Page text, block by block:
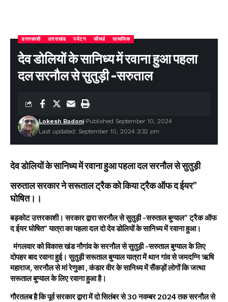
उत्तरकाशी उत्तराखंड पर्यटन फीचर्ड सामाजिक
देव डोलियों के सानिध्य में रवाना हुआ पहला
दल सरनौल से सुतुड़ी -सरुताल
Last updated: September 10, 2024 3:32 pm
Lokesh Badoni Published September 10, 2024
देव डोलियों के सानिध्य में रवाना हुआ पहला दल सरनौल से सुतुड़ी
सरुताल सरकार ने सरूताल ट्रैक को किया ट्रैक ऑफ द ईयर”
घोषित।।
बड़कोट उत्तरकाशी। सरकार द्वारा सरनौल से सुतुड़ी -सरुताल बुग्याल” ट्रैक ऑफ
द ईयर घोषित” यात्रा का पहला दल दो देव डोलियों के सानिध्य में रवाना हुआ।
मंगलवार को विकास खंड नौगांव के सरनौल से सुतुड़ी -सरुताल बुग्याल के लिए
दोपहर बाद रवाना हुई। सुतुड़ी सरूताल बुग्याल यात्रा में थान गांव से जमदग्नि ऋषि
महाराज, सरनौल से मां रेणुका , कंडार वीर के सानिध्य में सैंकड़ों लोगों कि जत्था
सरूताल बुग्याल के लिए रवाना हुआ है।
गौरतलब है कि पूर्व सरकार द्वारा में दो सितंबर से 30 नवम्बर 2024 तक सरनौल से